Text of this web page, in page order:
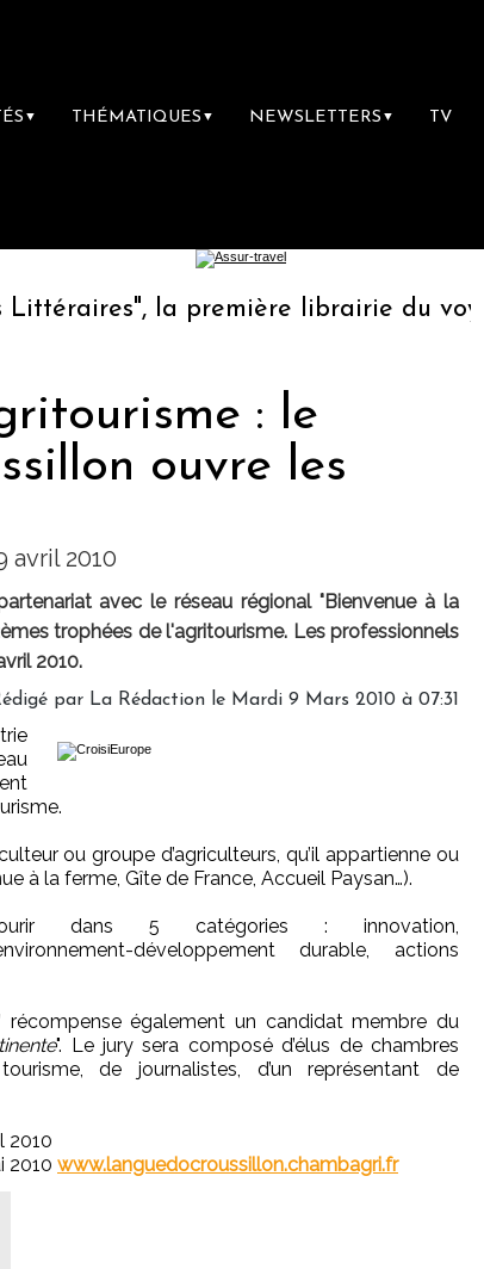
▼ THÉMATIQUES ▼ NEWSLETTERS ▼ TV
la première librairie du voyage
: le
ouvre les
avril 2010
avec le réseau régional "Bienvenue à la
trophées de l'agritourisme. Les professionnels
2010.
par La Rédaction le Mardi 9 Mars 2010 à 07:31
ou groupe d’agriculteurs, qu’il appartienne ou
à la ferme, Gîte de France, Accueil Paysan…).
dans 5 catégories : innovation,
développement durable, actions
récompense également un candidat membre du
". Le jury sera composé d’élus de chambres
de journalistes, d’un représentant de
2010
2010 www.languedocroussillon.chambagri.fr